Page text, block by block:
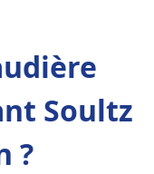
Soultz
?